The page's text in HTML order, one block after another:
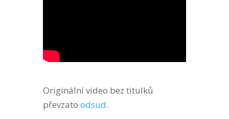
Originální video bez titulků
převzato odsud.